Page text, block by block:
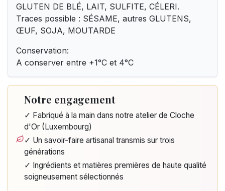
GLUTEN DE BLÉ, LAIT, SULFITE, CÉLERI.
Traces possible : SÉSAME, autres GLUTENS,
ŒUF, SOJA, MOUTARDE
Conservation:
A conserver entre +1°C et 4°C
Notre engagement
✓ Fabriqué à la main dans notre atelier de Cloche
d'Or (Luxembourg)
✓ Un savoir-faire artisanal transmis sur trois
générations
✓ Ingrédients et matières premières de haute qualité
soigneusement sélectionnés